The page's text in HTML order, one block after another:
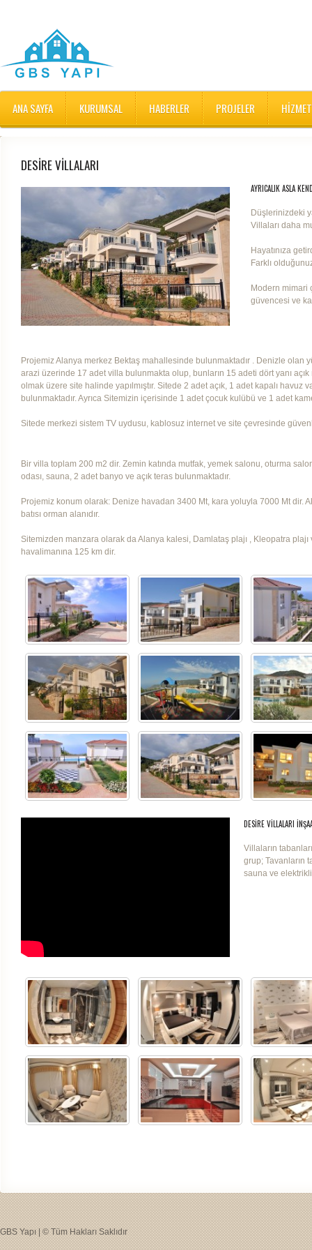
ANA SAYFA KURUMSAL HABERLER PROJELER
DESIRE VILLALARI
AYRICALIK ASLA
Düşlerinizdeki
Villaları daha
Hayatınıza
Farklı
Modern mimari
güvencesi ve
Projemiz Alanya merkez Bektaş mahallesinde bulunmaktadır . Denizle olan
arazi üzerinde 17 adet villa bulunmakta olup, bunların 15 adeti dört yanı
olmak üzere site halinde yapılmıştır. Sitede 2 adet açık, 1 adet kapalı havuz
bulunmaktadır. Ayrıca Sitemizin içerisinde 1 adet çocuk kulübü ve 1 adet
Sitede merkezi sistem TV uydusu, kablosuz internet ve site çevresinde
Bir villa toplam 200 m2 dir. Zemin katında mutfak, yemek salonu, oturma
odası, sauna, 2 adet banyo ve açık teras bulunmaktadır.
Projemiz konum olarak: Denize havadan 3400 Mt, kara yoluyla 7000 Mt dir.
batısı orman alanıdır.
Sitemizden manzara olarak da Alanya kalesi, Damlataş plajı , Kleopatra
havalimanına 125 km dir.
DESIRE VILLALARI
Villaların
grup; Tavanların
sauna ve elektrikli
GBS Yapı | © Tüm Hakları Saklıdır